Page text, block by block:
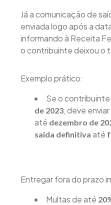
Já a comunicação de
enviada logo após a
informando à Receita
o contribuinte deixou o
Exemplo prático:
Se o contribuinte
de 2023, deve enviar
até dezembro de
saída definitiva até
Entregar fora do prazo
Multas de até